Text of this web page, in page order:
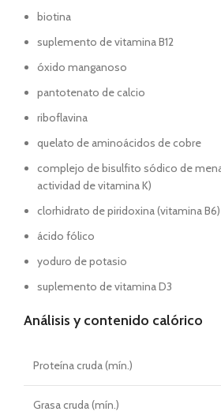
biotina
suplemento de vitamina B12
óxido manganoso
pantotenato de calcio
riboflavina
quelato de aminoácidos de cobre
complejo de bisulfito sódico de
actividad de vitamina K)
clorhidrato de piridoxina (vitamina B6)
ácido fólico
yoduro de potasio
suplemento de vitamina D3
Análisis y contenido calórico
Proteína cruda (mín.)
Grasa cruda (mín.)